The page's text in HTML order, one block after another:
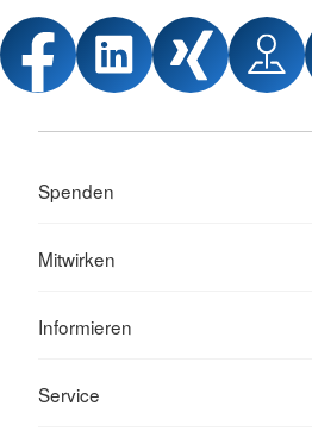
Spenden
Mitwirken
Informieren
Service